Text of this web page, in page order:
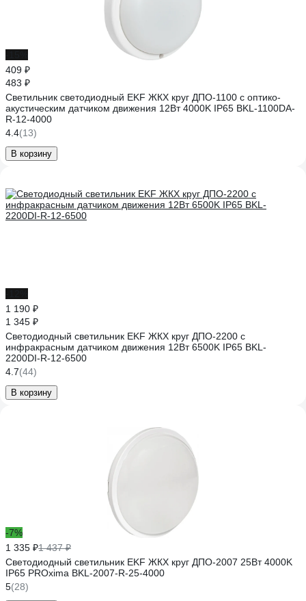
409 ₽
483 ₽
Светильник светодиодный EKF ЖКХ круг ДПО-1100 с оптико-
акустическим датчиком движения 12Вт 4000K IP65 BKL-1100DA-
R-12-4000
4.4(13)
В корзину
1 190 ₽
1 345 ₽
Светодиодный светильник EKF ЖКХ круг ДПО-2200 с
инфракрасным датчиком движения 12Вт 6500K IP65 BKL-
2200DI-R-12-6500
4.7(44)
В корзину
-7%
1 335 ₽1 437 ₽
Светодиодный светильник EKF ЖКХ круг ДПО-2007 25Вт 4000K
IP65 PROxima BKL-2007-R-25-4000
5(28)